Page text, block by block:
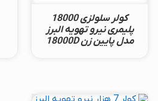
کولر سلولزی 18000
پلیمری نیرو تهویه البرز
مدل پایین زن 18000D